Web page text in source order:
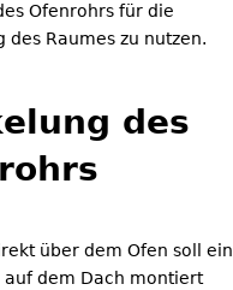
Ofenrohrs für die
des Raumes zu nutzen.
des
über dem Ofen soll ein
auf dem Dach montiert